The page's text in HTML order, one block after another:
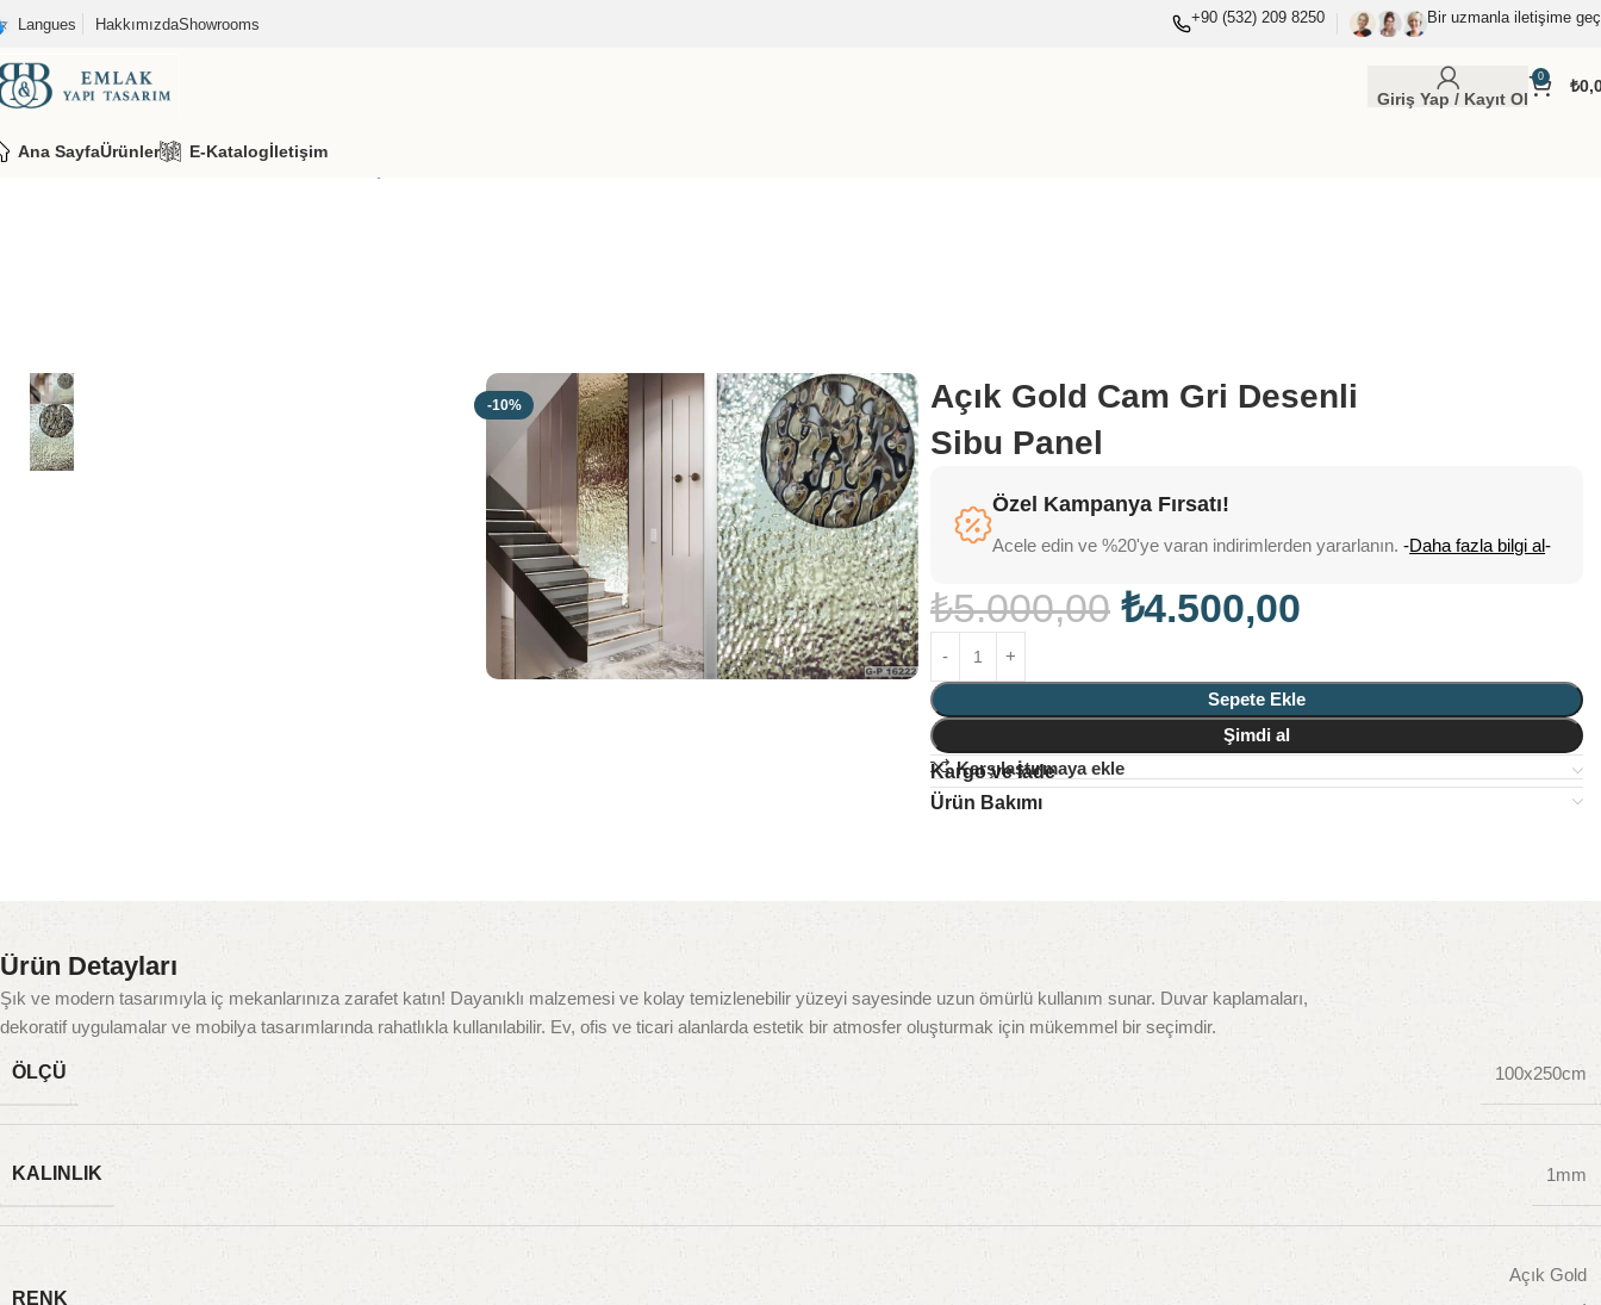
Langues HakkımızdaShowrooms +90 (532) 209 8250 Bir uzmanla iletişime
Giriş Yap / Kayıt Ol
0 ₺
Ana SayfaÜrünler E-Katalogİletişim
Ana Sayfa Duvar Panelleri 3D Sibu Paneller
-10%
Açık Gold Cam Gri Desenli
Sibu Panel
Özel Kampanya Fırsatı!
Acele edin ve %20'ye varan indirimlerden yararlanın.-Daha fazla bilgi al-
₺5.000,00 ₺4.500,00
Sepete Ekle
Şimdi al
Karşılaştırmaya ekle
Kargo ve İade
Ürün Bakımı
Ürün Detayları
Şık ve modern tasarımıyla iç mekanlarınıza zarafet katın! Dayanıklı malzemesi ve kolay temizlenebilir yüzeyi sayesinde uzun ömürlü kullanım sunar. Duvar kaplamaları,
dekoratif uygulamalar ve mobilya tasarımlarında rahatlıkla kullanılabilir. Ev, ofis ve ticari alanlarda estetik bir atmosfer oluşturmak için mükemmel bir seçimdir.
ÖLÇÜ 100x250cm
KALINLIK 1mm
RENK
Açık Gold
,